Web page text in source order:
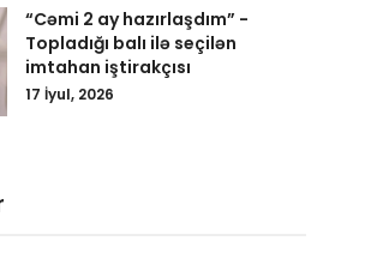
“Cəmi 2 ay hazırlaşdım” -
Topladığı balı ilə seçilən
imtahan iştirakçısı
17 İyul, 2026